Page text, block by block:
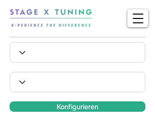
Konfigurieren